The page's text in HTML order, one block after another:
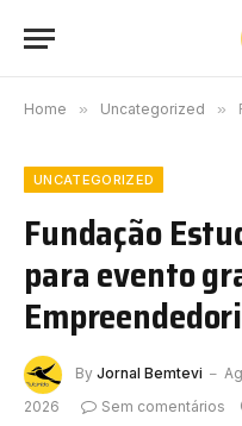
Home » Uncategorized »
UNCATEGORIZED
Fundação
para evento
By Jornal Bemtevi
2026
Sem comentários